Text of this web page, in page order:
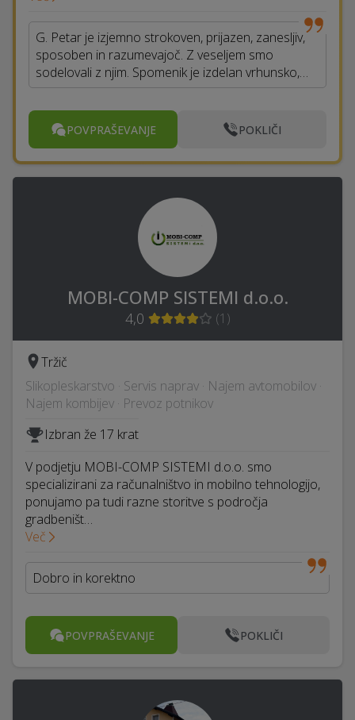
G. Petar je izjemno strokoven, prijazen, zanesljiv,
sposoben in razumevajoč. Z veseljem smo
sodelovali z njim. Spomenik je izdelan vrhunsko,…
POVPRAŠEVANJE POKLIČI
MOBI-COMP SISTEMI d.o.o.
4,0 (1 )
Tržič
Slikopleskarstvo · Servis naprav · Najem avtomobilov ·
Najem kombijev · Prevoz potnikov
Izbran že 17 krat
V podjetju MOBI-COMP SISTEMI d.o.o. smo
specializirani za računalništvo in mobilno tehnologijo,
ponujamo pa tudi razne storitve s področja
gradbeništ…
Več
Dobro in korektno
POVPRAŠEVANJE POKLIČI